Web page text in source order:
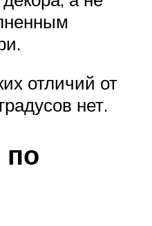
отличий от
нет.
по